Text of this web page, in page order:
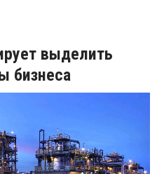
выделить
бизнесa